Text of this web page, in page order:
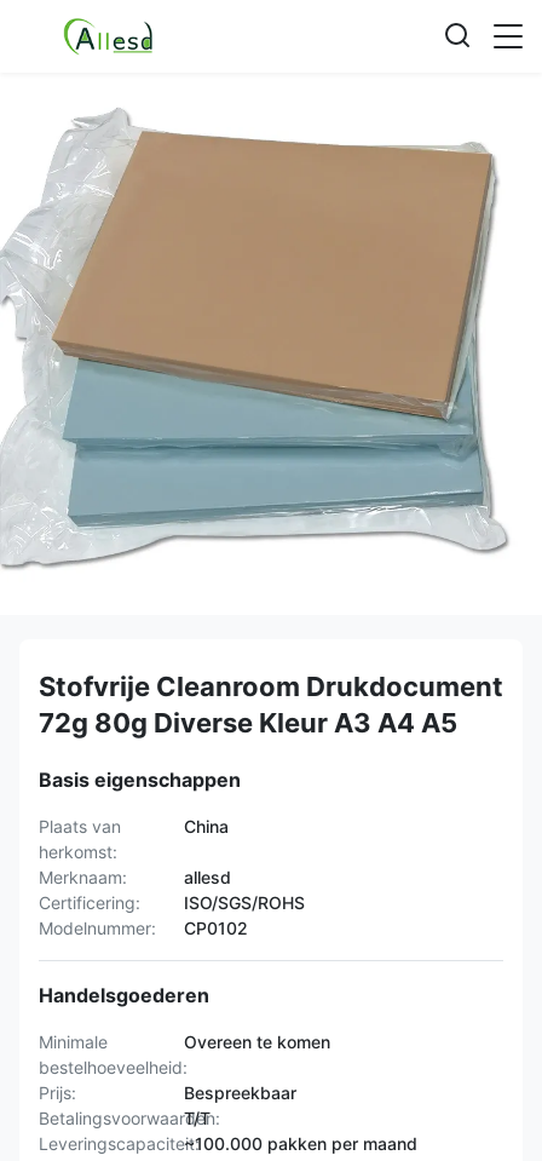
Stofvrije Cleanroom Drukdocument
72g 80g Diverse Kleur A3 A4 A5
Basis eigenschappen
Plaats van
herkomst:
China
Merknaam:
allesd
Certificering:
ISO/SGS/ROHS
Modelnummer:
CP0102
Handelsgoederen
Minimale
bestelhoeveelheid:
Overeen te komen
Prijs:
Bespreekbaar
Betalingsvoorwaarden:
T/T
Leveringscapaciteit:~100.000 pakken per maand